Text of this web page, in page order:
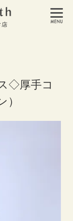
◇厚手コ